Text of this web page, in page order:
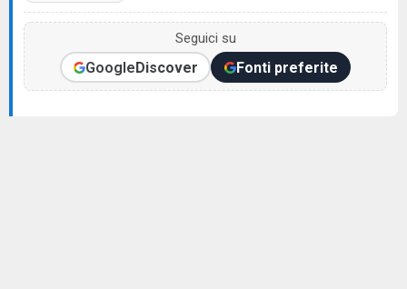
Seguici su
GoogleDiscover Fonti preferite